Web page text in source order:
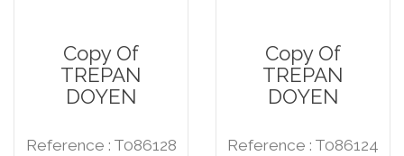
Copy Of
TREPAN
DOYEN
Reference : T086128
Copy Of
TREPAN
DOYEN
Reference : T086124